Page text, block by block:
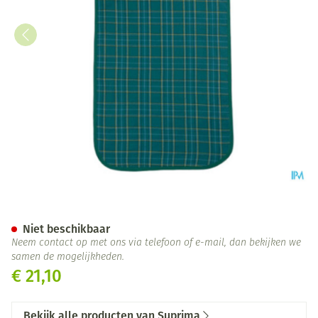
€ 21,10
Niet beschikbaar
Neem contact op met ons via telefoon of e-mail, dan bekijken we
samen de mogelijkheden.